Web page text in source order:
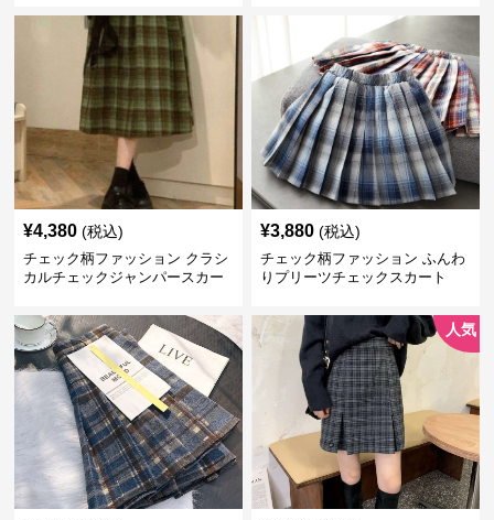
¥4,380 (税込)
チェック柄ファッション クラシ
カルチェックジャンパースカー
¥3,880 (税込)
チェック柄ファッション ふんわ
りプリーツチェックスカート
人気